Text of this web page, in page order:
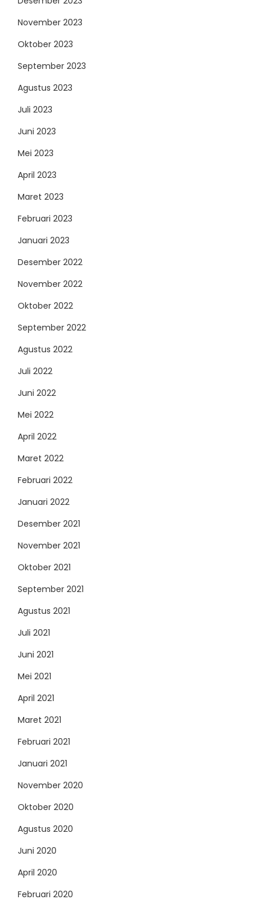
November 2023
Oktober 2023
September 2023
Agustus 2023
Juli 2023
Juni 2023
Mei 2023
April 2023
Maret 2023
Februari 2023
Januari 2023
Desember 2022
November 2022
Oktober 2022
September 2022
Agustus 2022
Juli 2022
Juni 2022
Mei 2022
April 2022
Maret 2022
Februari 2022
Januari 2022
Desember 2021
November 2021
Oktober 2021
September 2021
Agustus 2021
Juli 2021
Juni 2021
Mei 2021
April 2021
Maret 2021
Februari 2021
Januari 2021
November 2020
Oktober 2020
Agustus 2020
Juni 2020
April 2020
Februari 2020